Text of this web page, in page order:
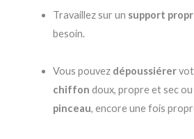
Travaillez sur un support
besoin.
Vous pouvez dépoussiérer
chiffon doux, propre et sec ou
pinceau, encore une fois